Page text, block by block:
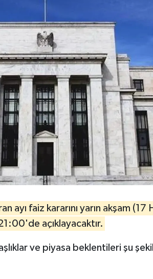
ayı faiz kararını yarın akşam
açıklayacaktır.
ve piyasa beklentileri şu